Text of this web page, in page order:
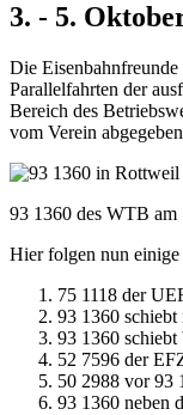
3. - 5.
Die
Parallelfahrten der
Bereich des
vom Verein
93 1360 des WTB
Hier folgen nun einige
75 1118 der
93 1360
93 1360
52 7596 der
50 2988 vor 93
93 1360 neben